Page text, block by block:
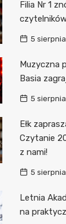
Filia Nr 1
5
Muzyczna
Basia
5
Ełk
Czytanie
z nami!
5
Letnia
na